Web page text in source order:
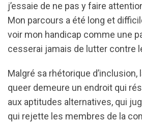
j’essaie de ne pas y faire
Mon parcours a été long et
voir mon handicap comme une
cesserai jamais de lutter contre
Malgré sa rhétorique
queer demeure un endroit qui
aux aptitudes alternatives, qui
qui rejette les membres de la